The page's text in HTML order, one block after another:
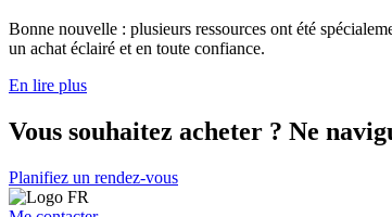
Bonne nouvelle : plusieurs ressources ont été
un achat éclairé et en toute confiance.
En lire plus
Vous souhaitez acheter ? Ne
Planifiez un rendez-vous